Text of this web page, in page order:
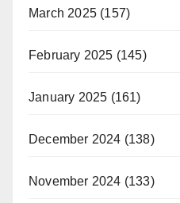
March 2025 (157)
February 2025 (145)
January 2025 (161)
December 2024 (138)
November 2024 (133)